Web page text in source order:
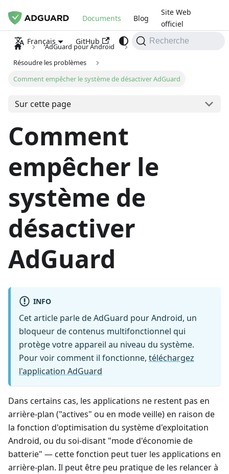
Documents Blog
Site Web
officiel
Français
GitHub Recherche
AdGuard pour Android
Résoudre les problèmes
Comment empêcher le système de désactiver AdGuard
Sur cette page
Comment
empêcher le
système de
désactiver
AdGuard
INFO
Cet article parle de AdGuard pour Android, un
bloqueur de contenus multifonctionnel qui
protège votre appareil au niveau du système.
Pour voir comment il fonctionne, téléchargez
l'application AdGuard
Dans certains cas, les applications ne restent pas en
arrière-plan ("actives" ou en mode veille) en raison de
la fonction d'optimisation du système d'exploitation
Android, ou du soi-disant "mode d'économie de
batterie" — cette fonction peut tuer les applications en
arrière-plan. Il peut être peu pratique de les relancer à